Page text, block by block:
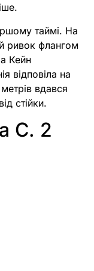
таймі. На
ривок флангом
Кейн
відповіла на
вдався
стійки.
C. 2